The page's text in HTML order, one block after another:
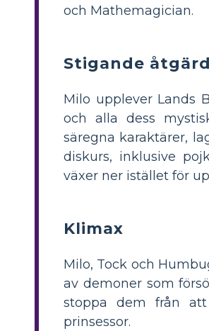
och Mathemagician.
Stigande åtgärd
Milo upplever Lands
och alla dess
säregna karaktärer,
diskurs, inklusive
växer ner istället för
Klimax
Milo, Tock och
av demoner som
stoppa dem från att
prinsessor.